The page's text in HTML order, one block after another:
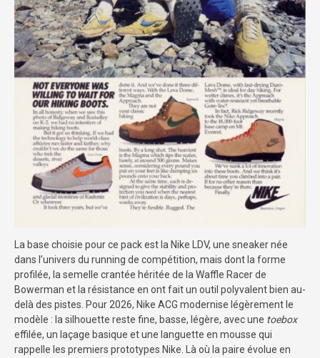
La base choisie pour ce pack est la Nike LDV, une sneaker née
dans l’univers du running de compétition, mais dont la forme
profilée, la semelle crantée héritée de la Waffle Racer de
Bowerman et la résistance en ont fait un outil polyvalent bien au-
delà des pistes. Pour 2026, Nike ACG modernise légèrement le
modèle : la silhouette reste fine, basse, légère, avec une toebox
effilée, un laçage basique et une languette en mousse qui
rappelle les premiers prototypes Nike. Là où la paire évolue en